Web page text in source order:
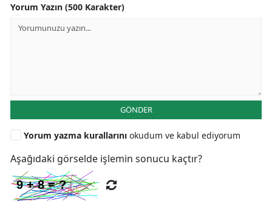
Yorum Yazın (500 Karakter)
GÖNDER
Yorum yazma kurallarını okudum ve kabul ediyorum
Aşağıdaki görselde işlemin sonucu kaçtır?